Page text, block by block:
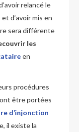
relancé le
d’avoir mis en
sera différente
les
en
procédures
être portées
d’injonction
il existe la